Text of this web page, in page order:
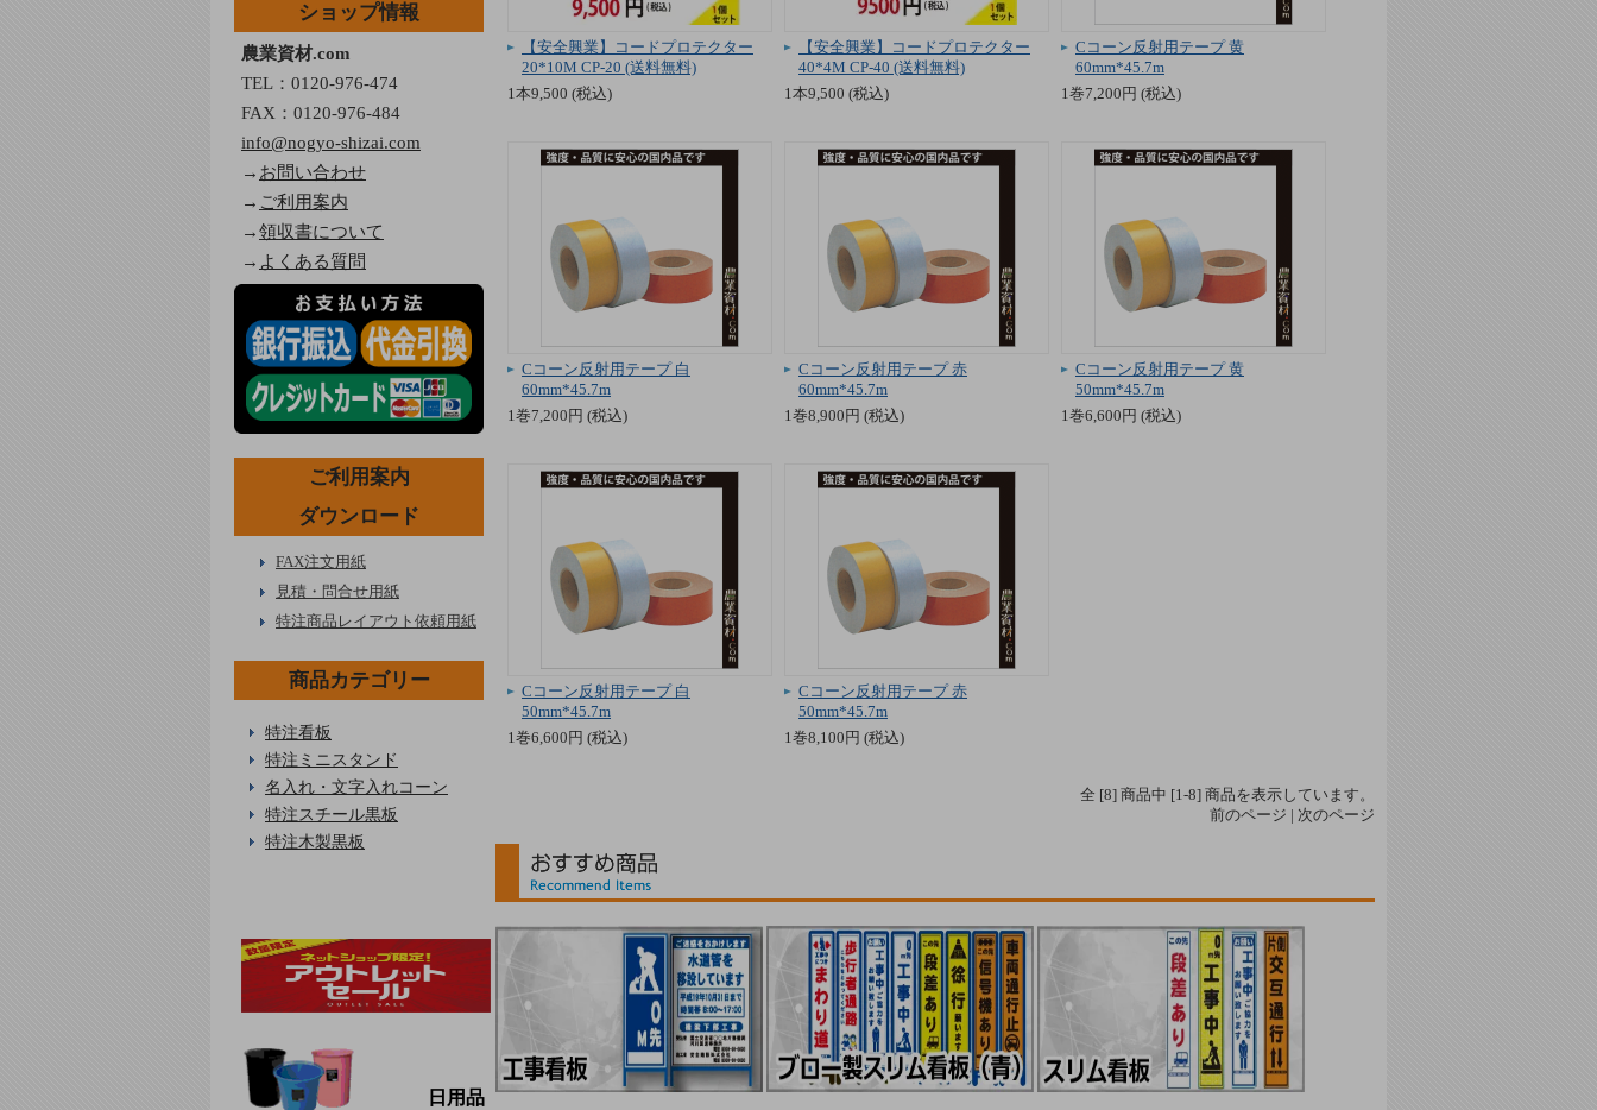
ショップ情報
農業資材.com
TEL： 0120-976-474
FAX：0120-976-484
info@nogyo-shizai.com
→ お問い合わせ
→ ご利用案内
→領収書について
→ よくある質問
ご利用案内
ダウンロード
FAX注文用紙
見積・問合せ用紙
特注商品レイアウト依頼用紙
商品カテゴリー
特注看板
特注ミニスタンド
名入れ・文字入れコーン
特注スチール黒板
特注木製黒板
日用品
【安全興業】コードプロテクター
20*10M CP-20 (送料無料)
1本9,500 (税込)
【安全興業】コードプロテクター
40*4M CP-40 (送料無料)
1本9,500 (税込)
Cコーン反射用テープ 黄
60mm*45.7m
1巻7,200円 (税込)
Cコーン反射用テープ 白
60mm*45.7m
1巻7,200円 (税込)
Cコーン反射用テープ 赤
60mm*45.7m
1巻8,900円 (税込)
Cコーン反射用テープ 黄
50mm*45.7m
1巻6,600円 (税込)
Cコーン反射用テープ 白
50mm*45.7m
1巻6,600円 (税込)
Cコーン反射用テープ 赤
50mm*45.7m
1巻8,100円 (税込)
全 [8] 商品中 [1-8] 商品を表示しています。
前のページ | 次のページ